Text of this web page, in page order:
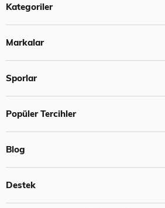
Kategoriler
Markalar
Sporlar
Popüler Tercihler
Blog
Destek